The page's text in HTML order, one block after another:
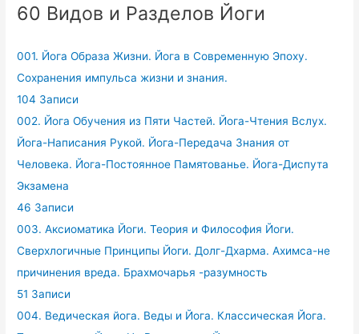
60 Видов и Разделов Йоги
001. Йога Образа Жизни. Йога в Современную Эпоху.
Сохранения импульса жизни и знания.
104 Записи
002. Йога Обучения из Пяти Частей. Йога-Чтения Вслух.
Йога-Написания Рукой. Йога-Передача Знания от
Человека. Йога-Постоянное Памятованье. Йога-Диспута
Экзамена
46 Записи
003. Аксиоматика Йоги. Теория и Философия Йоги.
Сверхлогичные Принципы Йоги. Долг-Дхарма. Ахимса-не
причинения вреда. Брахмочарья -разумность
51 Записи
004. Ведическая йога. Веды и Йога. Классическая Йога.